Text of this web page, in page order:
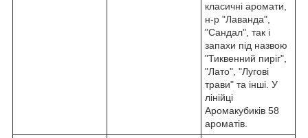
класичні аромати,
н-р "Лаванда",
"Сандал", так і
запахи під назвою
"Тиквенний пиріг",
"Лато", "Лугові
трави" та інші. У
лінійці
Аромакубиків 58
ароматів.